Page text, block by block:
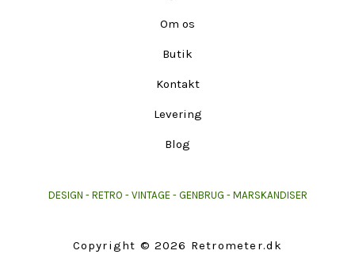
Om os
Butik
Kontakt
Levering
Blog
DESIGN - RETRO - VINTAGE - GENBRUG - MARSKANDISER
Copyright © 2026 Retrometer.dk